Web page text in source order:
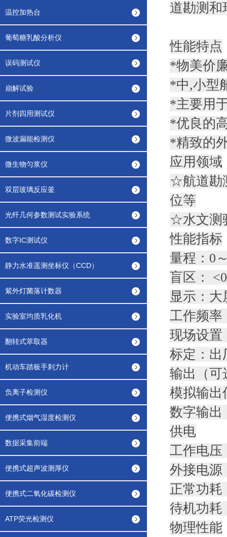
温控加热台
葡萄糖乳酸分析仪
误码测试仪
崩解试验
片剂四用测试仪
微波漏能检测仪
微生物匀浆仪
双层玻璃反应釜
光纤几何参数测试实验系统
数字IC测试仪
静力水准遥测坐标仪（CCD）
紫外灯菌落计数器
实验室均质乳化机
翻转式萃取器
机动车踏板手刹力计
负离子检测仪
便携式烟气湿度检测仪
数据采集前端
便携式超声波测厚仪
便携式二氧化碳检测仪
ATP荧光检测仪
道勘测和
性能特点
*物美价
*中,小型
*主要用
*优良的
*精致的
应用领域
☆航道勘
位等
☆水文测
性能指标
量程：0
盲区：
显示：大
工作频率
现场设置
标定：出
输出（可
模拟输出
数字输出
供电
工作电压
外接电源
正常功耗
待机功耗
物理性能